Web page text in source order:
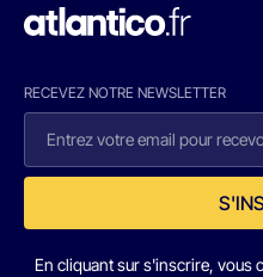
RECEVEZ NOTRE NEWSLETTER
En cliquant sur s'inscrire, vous